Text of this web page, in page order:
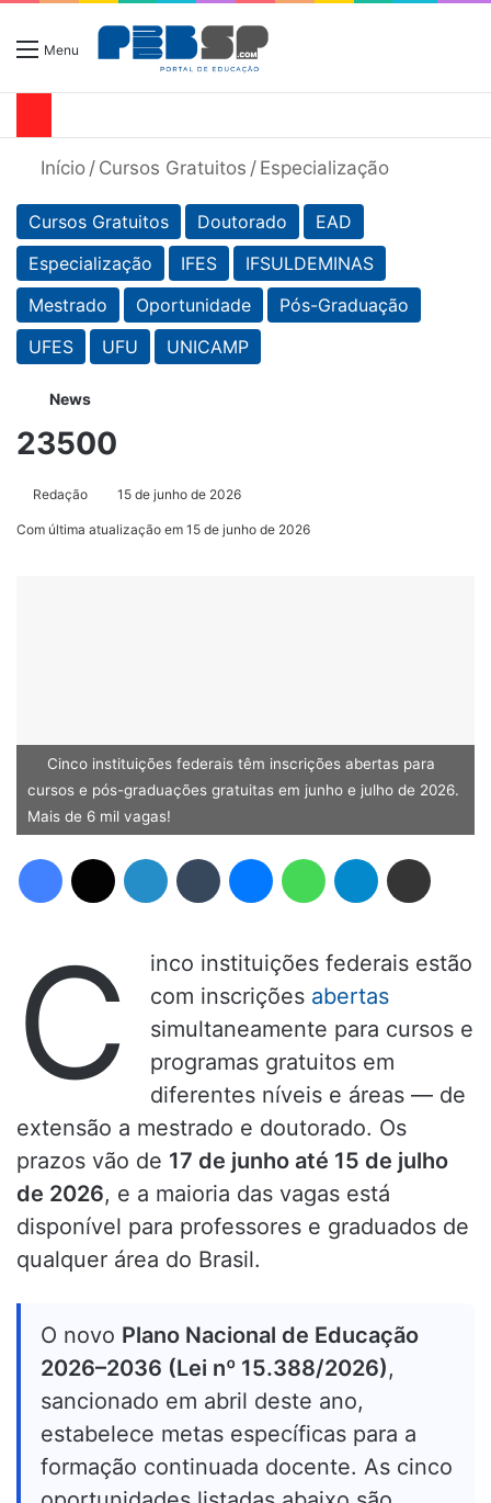
Menu
Início / Cursos Gratuitos / Especialização
Cursos Gratuitos Doutorado
EAD
Especialização
IFES
IFSULDEMINAS
Mestrado
Oportunidade
Pós-Graduação
UFES
UFU UNICAMP
News
23500
Redação 15 de junho de 2026
Com última atualização em 15 de junho de 2026
Cinco instituições federais têm inscrições abertas para
cursos e pós-graduações gratuitas em junho e julho de 2026.
Mais de 6 mil vagas!
C
inco instituições federais estão
com inscrições abertas
simultaneamente para cursos e
programas gratuitos em
diferentes níveis e áreas — de
extensão a mestrado e doutorado. Os
prazos vão de 17 de junho até 15 de julho
de 2026, e a maioria das vagas está
disponível para professores e graduados de
qualquer área do Brasil.
O novo Plano Nacional de Educação
2026–2036 (Lei nº 15.388/2026),
sancionado em abril deste ano,
estabelece metas específicas para a
formação continuada docente. As cinco